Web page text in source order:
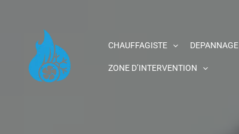
contenu
CHAUFFAGISTE DEPANNAGE
ZONE D’INTERVENTION